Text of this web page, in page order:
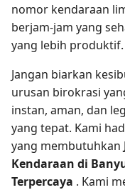
nomor kendaraan
berjam-jam yang
yang lebih produktif.
Jangan biarkan
urusan birokrasi
instan, aman, dan
yang tepat. Kami
yang membutuhkan
Kendaraan di
Terpercaya . Kami